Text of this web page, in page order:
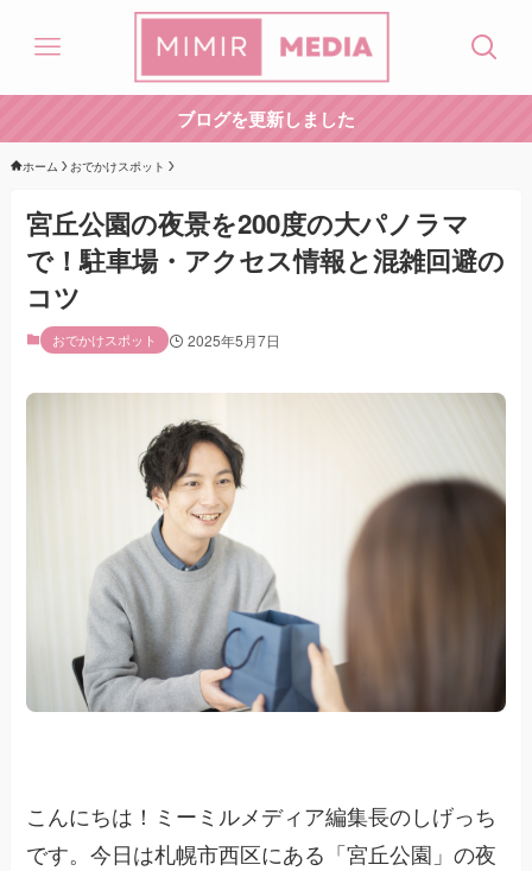
ブログを更新しました
ホーム おでかけスポット
宮丘公園の夜景を200度の大パノラマ
で！駐車場・アクセス情報と混雑回避の
コツ
おでかけスポット 2025年5月7日
こんにちは！ミーミルメディア編集長のしげっち
です。今日は札幌市西区にある「宮丘公園」の夜